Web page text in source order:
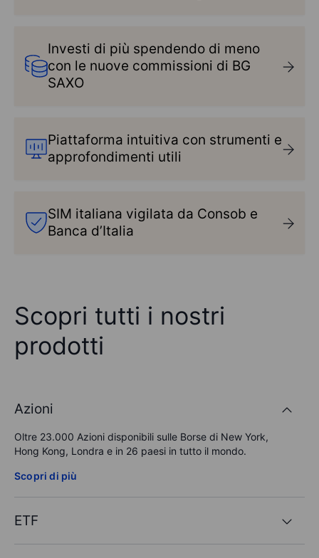
Investi di più spendendo di meno
con le nuove commissioni di BG
SAXO
Piattaforma intuitiva con strumenti e
approfondimenti utili
SIM italiana vigilata da Consob e
Banca d’Italia
Scopri tutti i nostri
prodotti
Azioni
Oltre 23.000 Azioni disponibili sulle Borse di New York,
Hong Kong, Londra e in 26 paesi in tutto il mondo.
Scopri di più
ETF